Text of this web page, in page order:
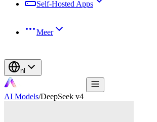
Self-Hosted Apps
Meer
nl
AI Models/DeepSeek v4